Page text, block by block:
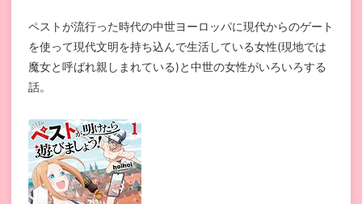
ペストが流行った時代の中世ヨーロッパに現代からのゲート
を使って現代文明を持ち込んで生活している女性(現地では
魔女と呼ばれ親しまれている)と中世の女性がいろいろする
話。